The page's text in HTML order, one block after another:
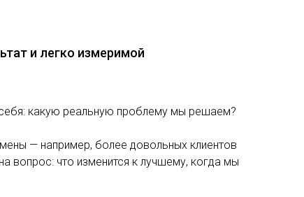
и легко измеримой
какую реальную проблему мы решаем?
— например, более довольных клиентов
вопрос: что изменится к лучшему, когда мы